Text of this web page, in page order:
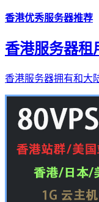
香港优秀服务器推荐
香港服务器租
香港服务器拥有和大